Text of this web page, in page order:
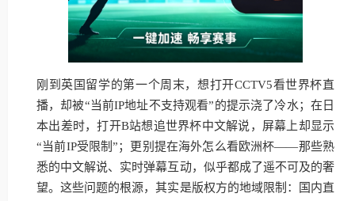
刚到英国留学的第一个周末，想打开CCTV5看世界杯直
播，却被“当前IP地址不支持观看”的提示浇了冷水；在日
本出差时，打开B站想追世界杯中文解说，屏幕上却显示
“当前IP受限制”；更别提在海外怎么看欧洲杯——那些熟
悉的中文解说、实时弹幕互动，似乎都成了遥不可及的奢
望。这些问题的根源，其实是版权方的地域限制：国内直